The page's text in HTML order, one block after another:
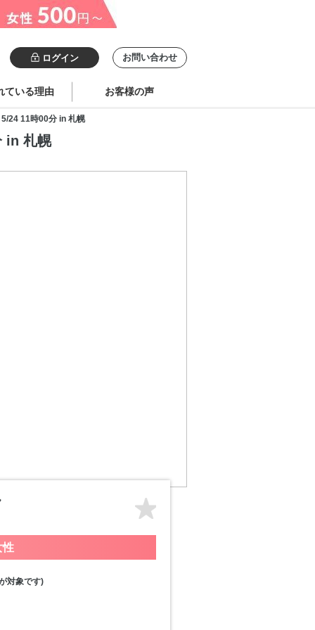
ログイン お問い合わせ
ている理由 お客様の声
24 11時00分 in 札幌
in 札幌
性
対象です)